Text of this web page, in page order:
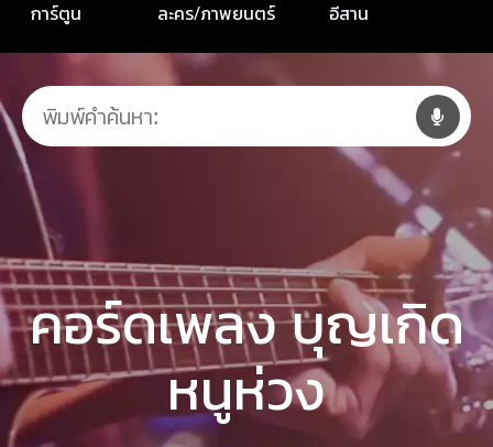
การ์ตูน
ละคร/ภาพยนตร์ อีสาน
คอร์ดเพลง บุญเกิด
หนูห่วง